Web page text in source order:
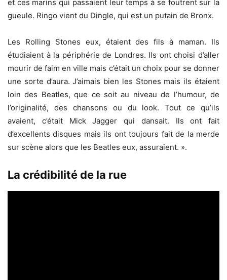
et ces marins qui passaient leur temps à se foutrent sur la
gueule. Ringo vient du Dingle, qui est un putain de Bronx.
Les Rolling Stones eux, étaient des fils à maman. Ils
étudiaient à la périphérie de Londres. Ils ont choisi d’aller
mourir de faim en ville mais c’était un choix pour se donner
une sorte d’aura. J’aimais bien les Stones mais ils étaient
loin des Beatles, que ce soit au niveau de l’humour, de
l’originalité, des chansons ou du look. Tout ce qu’ils
avaient, c’était Mick Jagger qui dansait. Ils ont fait
d’excellents disques mais ils ont toujours fait de la merde
sur scène alors que les Beatles eux, assuraient. ».
La crédibilité de la rue